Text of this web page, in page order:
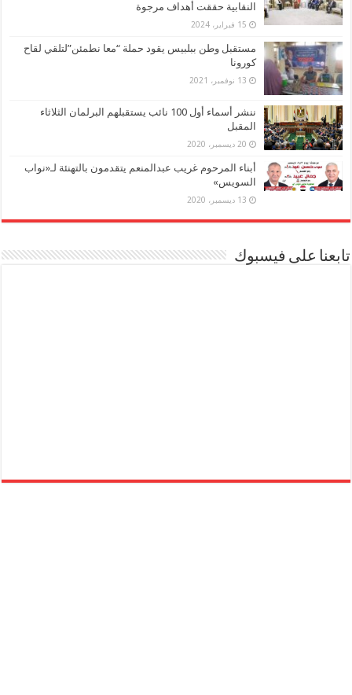
النقابية حققت أهداف مرجوة
15 فبراير، 2024
مستقبل وطن ببلبيس يقود حملة “معا نطمئن”لتلقي لقاح
كورونا
13 نوفمبر، 2021
ننشر أسماء أول 100 نائب يستقبلهم البرلمان الثلاثاء
المقبل
20 ديسمبر، 2020
أبناء المرحوم غريب عبدالمنعم يتقدمون بالتهنئة لـ«نواب
السويس»
13 ديسمبر، 2020
تابعنا على فيسبوك